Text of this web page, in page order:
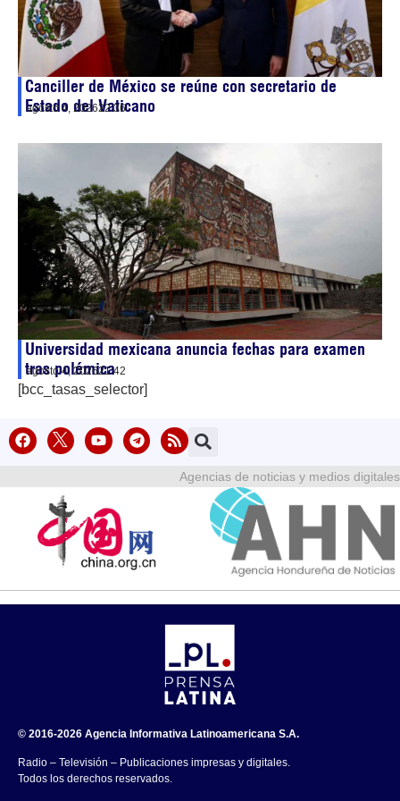
Canciller de México se reúne con secretario de
Estado del Vaticano
agosto 4, 202622:36
Universidad mexicana anuncia fechas para examen
tras polémica
agosto 4, 202621:42
[bcc_tasas_selector]
Agencias de noticias y medios digitales
© 2016-2026 Agencia Informativa Latinoamericana S.A.
Radio – Televisión – Publicaciones impresas y digitales.
Todos los derechos reservados.